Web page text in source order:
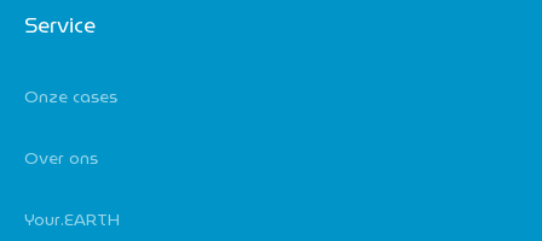
Service
Onze cases
Over ons
Your.EARTH